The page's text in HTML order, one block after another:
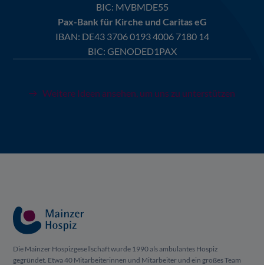
BIC: MVBMDE55
Pax-Bank für Kirche und Caritas eG
IBAN: DE43 3706 0193 4006 7180 14
BIC: GENODED1PAX
Weitere Ideen ansehen, um uns zu unterstützen
Die Mainzer Hospizgesellschaft wurde 1990 als ambulantes Hospiz
gegründet. Etwa 40 Mitarbeiterinnen und Mitarbeiter und ein großes Team